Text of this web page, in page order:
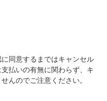
同意するまではキャンセル
払いの有無に関わらず、キ
んのでご注意ください。